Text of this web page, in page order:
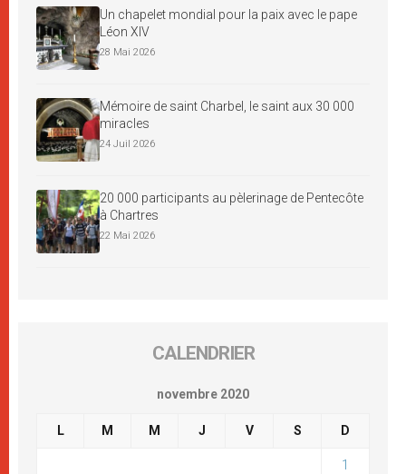
Un chapelet mondial pour la paix avec le pape
Léon XIV
28 Mai 2026
Mémoire de saint Charbel, le saint aux 30 000
miracles
24 Juil 2026
20 000 participants au pèlerinage de Pentecôte
à Chartres
22 Mai 2026
CALENDRIER
novembre 2020
L M M J V S D
1